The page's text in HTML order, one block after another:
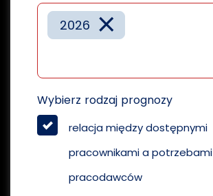
×
2026
Wybierz rodzaj prognozy
relacja między dostępnymi
pracownikami a potrzebami
pracodawców